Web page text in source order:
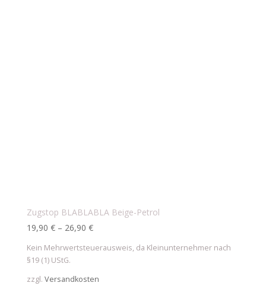
Zugstop BLABLABLA Beige-Petrol
19,90 €– 26,90 €
Kein Mehrwertsteuerausweis, da Kleinunternehmer nach
§19 (1) UStG.
zzgl. Versandkosten